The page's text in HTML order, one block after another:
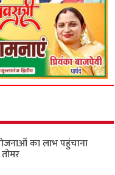
का लाभ पहुंचाना